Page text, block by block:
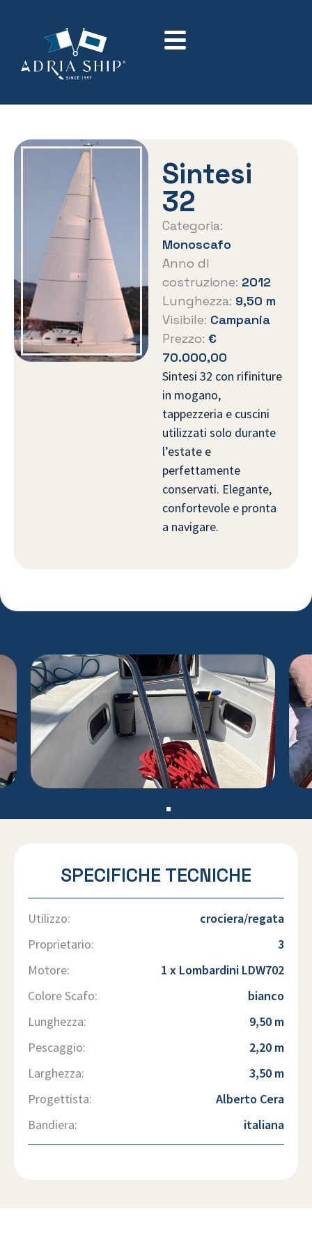
Sintesi
32
Categoria:
Monoscafo
Anno di
costruzione: 2012
Lunghezza: 9,50 m
Visibile: Campania
Prezzo: €
70.000,00
Sintesi 32 con rifiniture
in mogano,
tappezzeria e cuscini
utilizzati solo durante
l’estate e
perfettamente
conservati. Elegante,
confortevole e pronta
a navigare.
SPECIFICHE TECNICHE
Utilizzo:
crociera/regata
Proprietario:
3
Motore:
1 x Lombardini LDW702
Colore Scafo:
bianco
Lunghezza:
9,50 m
Pescaggio:
2,20 m
Larghezza:
3,50 m
Progettista:
Alberto Cera
Bandiera:
italiana